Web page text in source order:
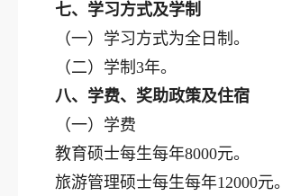
七、学习方式及学制
（一）学习方式为全日制。
（二）学制3年。
八、学费、奖助政策及住宿
（一）学费
教育硕士每生每年8000元。
旅游管理硕士每生每年12000元。